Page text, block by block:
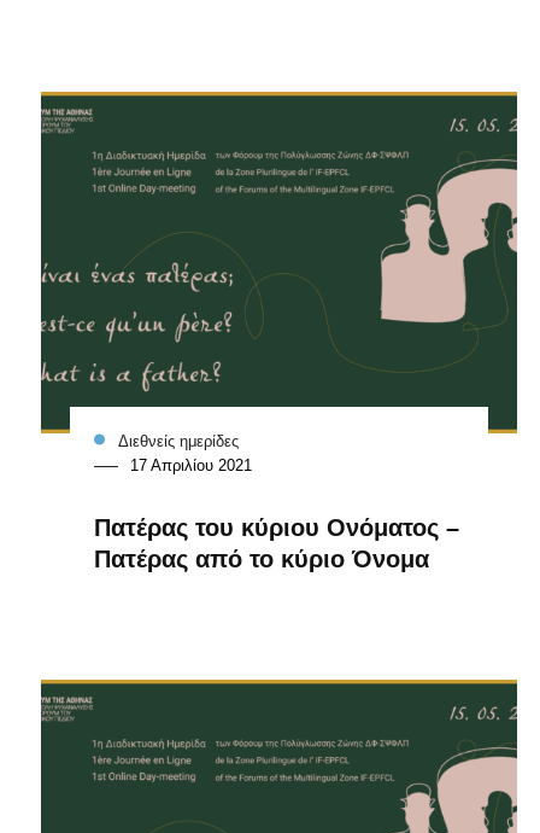
Διεθνείς ημερίδες
17 Απριλίου 2021
Πατέρας του κύριου Ονόματος –
Πατέρας από το κύριο Όνομα